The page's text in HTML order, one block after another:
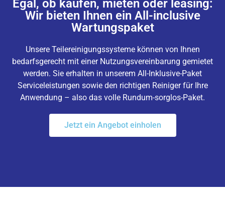
Egal, ob kaufen, mieten oder leasing:
Wir bieten Ihnen ein All-inclusive
Wartungspaket
Unsere Teilereinigungssysteme können von Ihnen
bedarfsgerecht mit einer Nutzungsvereinbarung gemietet
werden. Sie erhalten in unserem All-Inklusive-Paket
Serviceleistungen sowie den richtigen Reiniger für Ihre
Anwendung – also das volle Rundum-sorglos-Paket.
Jetzt ein Angebot einholen